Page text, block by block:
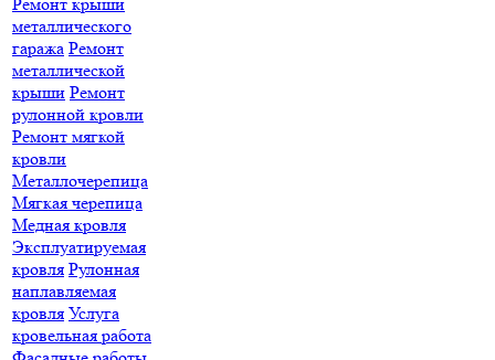
металлического
гаража Ремонт
металлической
крыши Ремонт
рулонной кровли
Ремонт мягкой
кровли
Металлочерепица
Мягкая черепица
Медная кровля
Эксплуатируемая
кровля Рулонная
наплавляемая
кровля Услуга
кровельная работа